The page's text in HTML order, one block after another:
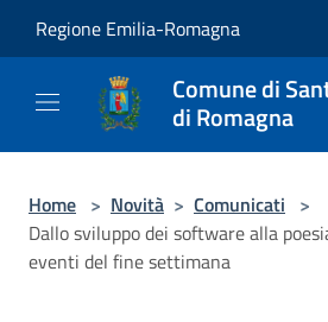
Regione Emilia-Romagna
Comune di
di Romagna
Home > Novità > Comunicati >
Dallo sviluppo dei software alla
eventi del fine settimana